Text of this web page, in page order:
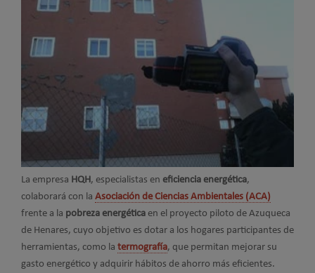
La empresa HQH, especialistas en eficiencia energética,
colaborará con la Asociación de Ciencias Ambientales (ACA)
frente a la pobreza energética en el proyecto piloto de Azuqueca
de Henares, cuyo objetivo es dotar a los hogares participantes de
herramientas, como la termografía, que permitan mejorar su
gasto energético y adquirir hábitos de ahorro más eficientes.